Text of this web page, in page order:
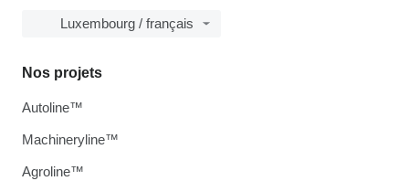
Luxembourg / français
Nos projets
Autoline™
Machineryline™
Agroline™